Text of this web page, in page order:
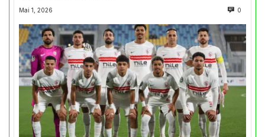
Mai 1, 2026 0